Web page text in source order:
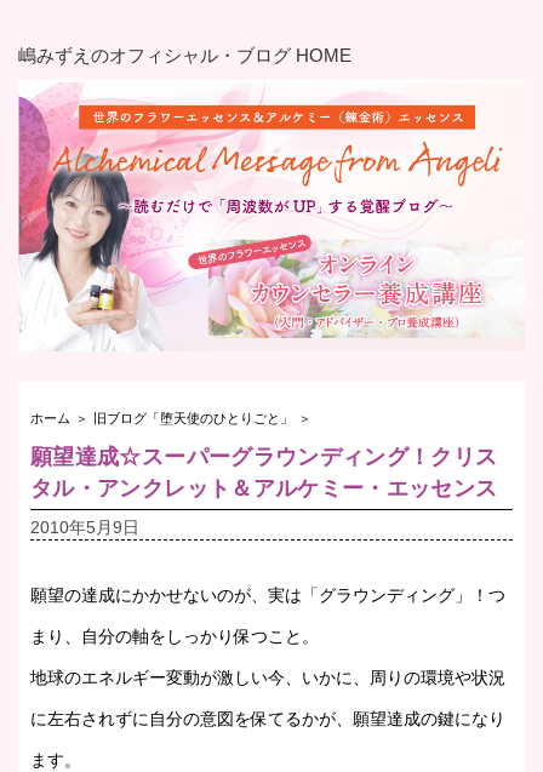
嶋みずえのオフィシャル・ブログ HOME
ホーム ＞ 旧ブログ「堕天使のひとりごと」 ＞
願望達成☆スーパーグラウンディング！クリス
タル・アンクレット＆アルケミー・エッセンス
2010年5月9日
願望の達成にかかせないのが、実は「グラウンディング」！つ
まり、自分の軸をしっかり保つこと。
地球のエネルギー変動が激しい今、いかに、周りの環境や状況
に左右されずに自分の意図を保てるかが、願望達成の鍵になり
ます。